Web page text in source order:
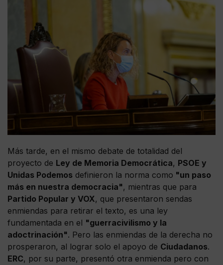
Más tarde, en el mismo debate de totalidad del
proyecto de Ley de Memoria Democrática, PSOE y
Unidas Podemos definieron la norma como "un paso
más en nuestra democracia", mientras que para
Partido Popular y VOX, que presentaron sendas
enmiendas para retirar el texto, es una ley
fundamentada en el "guerracivilismo y la
adoctrinación". Pero las enmiendas de la derecha no
prosperaron, al lograr solo el apoyo de Ciudadanos.
ERC, por su parte, presentó otra enmienda pero con